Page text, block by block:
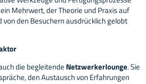
Mehrwert, der Theorie und Praxis auf
von den Besuchern ausdrücklich gelobt
die begleitende Netzwerkerlounge. Sie
den Austausch von Erfahrungen